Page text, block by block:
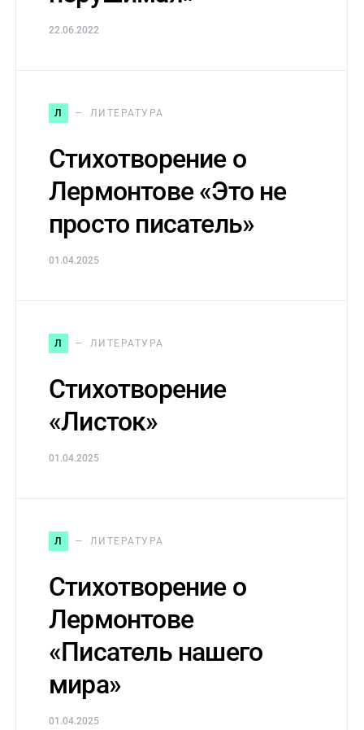
22.06.2022
Л ЛИТЕРАТУРА
Стихотворение о
Лермонтове «Это не
просто писатель»
01.04.2025
Л ЛИТЕРАТУРА
Стихотворение
«Листок»
01.04.2025
Л ЛИТЕРАТУРА
Стихотворение о
Лермонтове
«Писатель нашего
мира»
01.04.2025